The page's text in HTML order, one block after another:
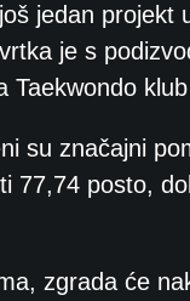
jedan projekt
je s
Taekwondo
su značajni
77,74 posto,
zgrada će